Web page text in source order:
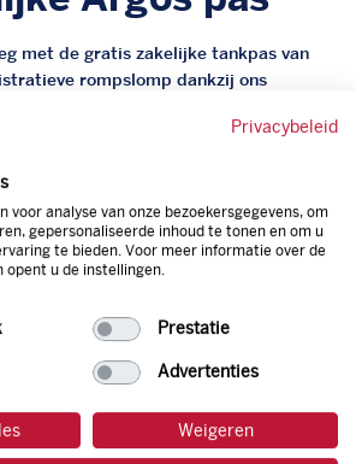
met de gratis zakelijke tankpas van
rompslomp dankzij ons
geld en energie.
flexibel, zo geniet je van het gemak
zit je niet vast aan een contract en
of geen andere producten dan
kunnen worden.
toch lager zijn dan betaal je
de pomp. Zo ben je altijd verzekerd
Privacybeleid
voor analyse van onze bezoekersgegevens, om
gepersonaliseerde inhoud te tonen en om u
te bieden. Voor meer informatie over de
opent u de instellingen.
Prestatie
Advertenties
Weigeren